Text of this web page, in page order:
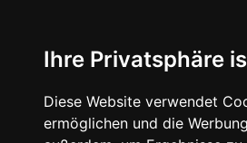
Ihre Privatsphäre
Diese Website verwendet
ermöglichen und die